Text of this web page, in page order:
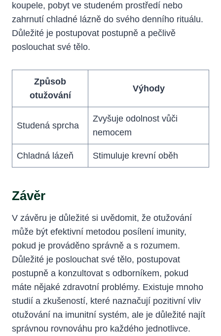
koupele, pobyt ve studeném prostředí nebo
zahrnutí chladné lázně do svého denního rituálu.
Důležité je postupovat postupně a pečlivě
poslouchat své tělo.
Způsob
otužování
Výhody
Studená sprcha
Zvyšuje odolnost vůči
nemocem
Chladná lázeň Stimuluje krevní oběh
Závěr
V závěru je důležité si uvědomit, že otužování
může být efektivní metodou posílení imunity,
pokud je prováděno správně a s rozumem.
Důležité je poslouchat své tělo, postupovat
postupně a konzultovat s odborníkem, pokud
máte nějaké zdravotní problémy. Existuje mnoho
studií a zkušeností, které naznačují pozitivní vliv
otužování na imunitní systém, ale je důležité najít
správnou rovnováhu pro každého jednotlivce.